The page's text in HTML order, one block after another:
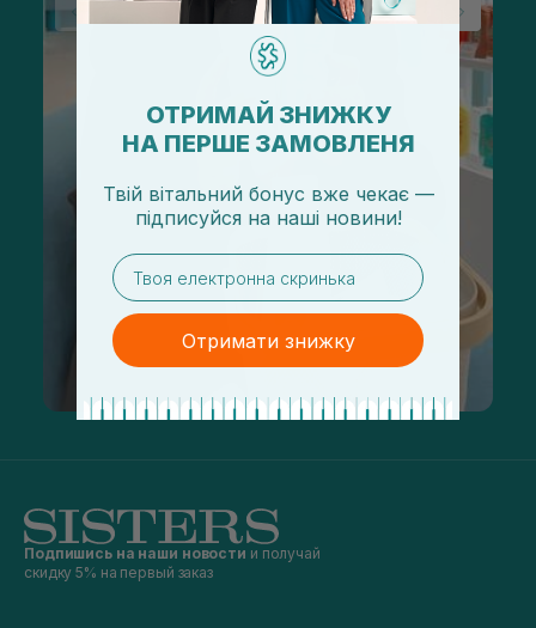
Подпишись на наши новости и получай
скидку 5% на первый заказ
ОТРИМАЙ ЗНИЖКУ
НА ПЕРШЕ ЗАМОВЛЕНЯ
Твій вітальний бонус вже чекає —
підписуйся на наші новини!
email
Отримати знижку